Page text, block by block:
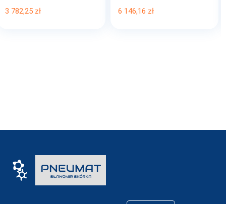
3 782,25 zł
6 146,16 zł